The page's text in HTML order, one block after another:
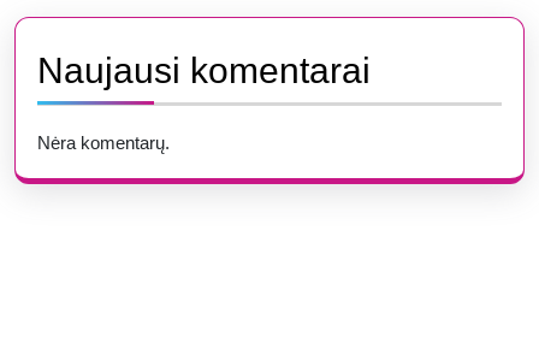
Naujausi komentarai
Nėra komentarų.